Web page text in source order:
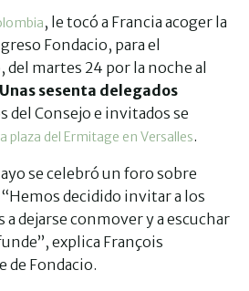
, le tocó a Francia acoger la
Fondacio, para el
martes 24 por la noche al
Unas sesenta delegados
del Consejo e invitados se
plaza del Ermitage en Versalles.
se celebró un foro sobre
decidido invitar a los
a dejarse conmover y a escuchar
explica François
de Fondacio.